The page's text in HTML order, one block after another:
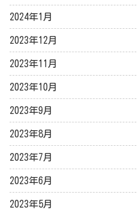
2024年1月
2023年12月
2023年11月
2023年10月
2023年9月
2023年8月
2023年7月
2023年6月
2023年5月